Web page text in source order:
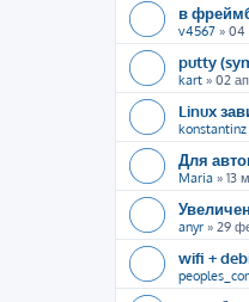
в
v4567 » 04
putty
kart » 02
Linux
konstantinz
Для
Maria » 13
anyr » 29
wifi +